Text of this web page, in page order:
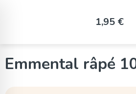
Emmental râpé
1,95 €